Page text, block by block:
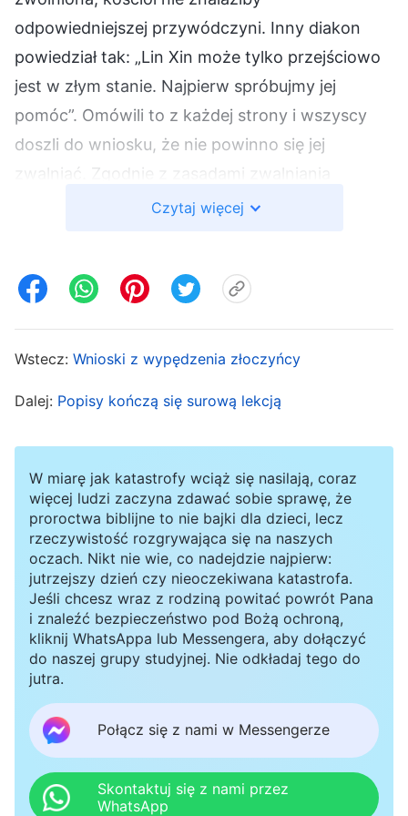
odpowiedniejszej przywódczyni. Inny diakon
powiedział tak: „Lin Xin może tylko przejściowo
jest w złym stanie. Najpierw spróbujmy jej
pomóc”. Omówili to z każdej strony i wszyscy
doszli do wniosku, że nie powinno się jej
zwalniać. Zgodnie z zasadami zwalniania
przywódców i pracowników, jeśli przywódca lub
powinien zostać zastąpiony kimś innym. Jeśli
my go nie zwolnimy, to czy nie postąpimy
tylko, że Lin Xin troszczy się o ludzi, że bierze
czy dąży do prawdy ani czy umie wykonać
praktyczną pracę. Nie oceniali jej przy pomocy
standardów domu Boga dotyczących wyboru
ludzi. Lin Xin ewidentnie nie dążyła do prawdy i
miała poglądy jak niewierząca. Kiedy coś się
działo, nie omawiała prawdy i nie potrafiła
rozwiązywać praktycznych problemów jej braci i
fałszywa przywódczyni. Gdyby pozostała na
stanowisku, jedynie zakłócałaby i utrudniała
pracę kościoła, opóźniając wejście braci i sióstr
Czytaj więcej
Wstecz: Wnioski z wypędzenia złoczyńcy
Dalej: Popisy kończą się surową lekcją
W miarę jak katastrofy wciąż się nasilają, coraz
więcej ludzi zaczyna zdawać sobie sprawę, że
proroctwa biblijne to nie bajki dla dzieci, lecz
rzeczywistość rozgrywająca się na naszych
oczach. Nikt nie wie, co nadejdzie najpierw:
jutrzejszy dzień czy nieoczekiwana katastrofa.
Jeśli chcesz wraz z rodziną powitać powrót Pana
i znaleźć bezpieczeństwo pod Bożą ochroną,
kliknij WhatsAppa lub Messengera, aby dołączyć
do naszej grupy studyjnej. Nie odkładaj tego do
jutra.
Połącz się z nami w Messengerze
Skontaktuj się z nami przez
WhatsApp